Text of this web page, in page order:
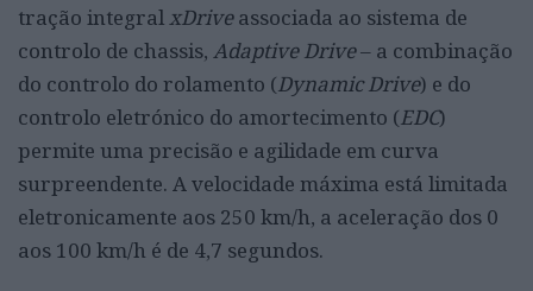
tração integralxDriveassociada ao sistema de
controlo de chassis, Adaptive Drive– a combinação
do controlo do rolamento (Dynamic Drive) e do
controlo eletrónico do amortecimento (EDC)
permite uma precisão e agilidade em curva
surpreendente. A velocidade máxima está limitada
eletronicamente aos 250 km/h, a aceleração dos 0
aos 100 km/h é de 4,7 segundos.